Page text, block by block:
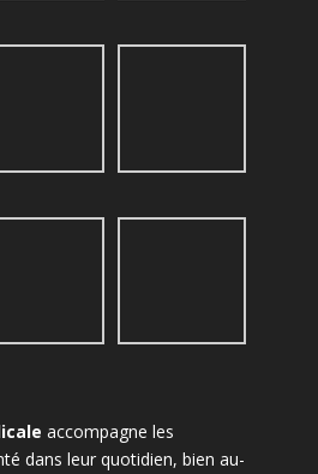
accompagne les
dans leur quotidien, bien au-